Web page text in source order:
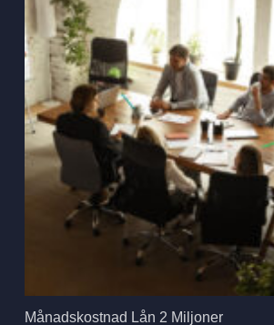
Månadskostnad Lån 2 Miljoner